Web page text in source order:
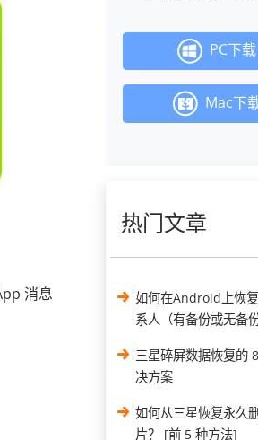
消息
PC下载
Mac下
热门文章
如何在Android上恢
系人（有备份或无备份
三星碎屏数据恢复的
决方案
如何从三星恢复永久
片？ [前 5 种方法]